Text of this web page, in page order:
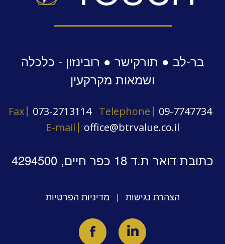
בר-לב ● תורקישר ● רובינזון - כלכלה
ושמאות מקרקעין
Fax 073-2713114 Telephone
09-7747734
E-mail
office@btrvalue.co.il
כתובת דואר ת.ד 18 כפר חיים, 4294500
הצהרת נגישות | מדיניות הפרטיות